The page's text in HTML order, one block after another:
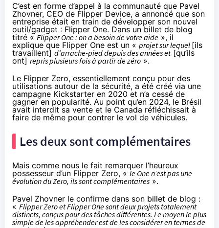
C’est en forme d’appel à la communauté que Pavel
Zhovner, CEO de Flipper Device, a annoncé que son
entreprise était en train de développer son nouvel
outil/gadget : Flipper One. Dans unbillet de blog
titré «Flipper One : on a besoin de votre aide », il
explique que Flipper One est un « projet sur lequel [ils
travaillent] d’arrache-pied depuis des années et[qu’ils
ont] repris plusieurs fois à partir de zéro ».
Le Flipper Zero, essentiellement conçu pour des
utilisations autour de la sécurité, a été créé via une
campagne Kickstarter en 2020 et n’a cessé de
gagner en popularité. Au point qu’en 2024, le Brésil
avait interdit sa vente et le Canada réfléchissait à
faire de même pour contrer le vol de véhicules.
Les deux sont complémentaires
Mais comme nous le fait remarquer l’heureux
possesseur d’un Flipper Zero, « le One n’est pas une
évolution du Zero, ils sont complémentaires ».
Pavel Zhovner le confirme dans son billet de blog :
« Flipper Zero et Flipper One sont deux projets totalement
distincts, conçus pour des tâches différentes. Le moyen le plus
simple de les appréhender est de les considérer en termes de